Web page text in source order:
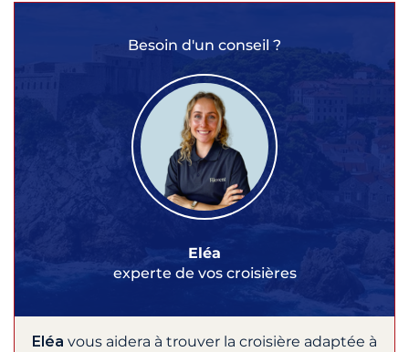
Besoin d'un conseil ?
Eléa
experte de vos croisières
Eléa vous aidera à trouver la croisière adaptée à